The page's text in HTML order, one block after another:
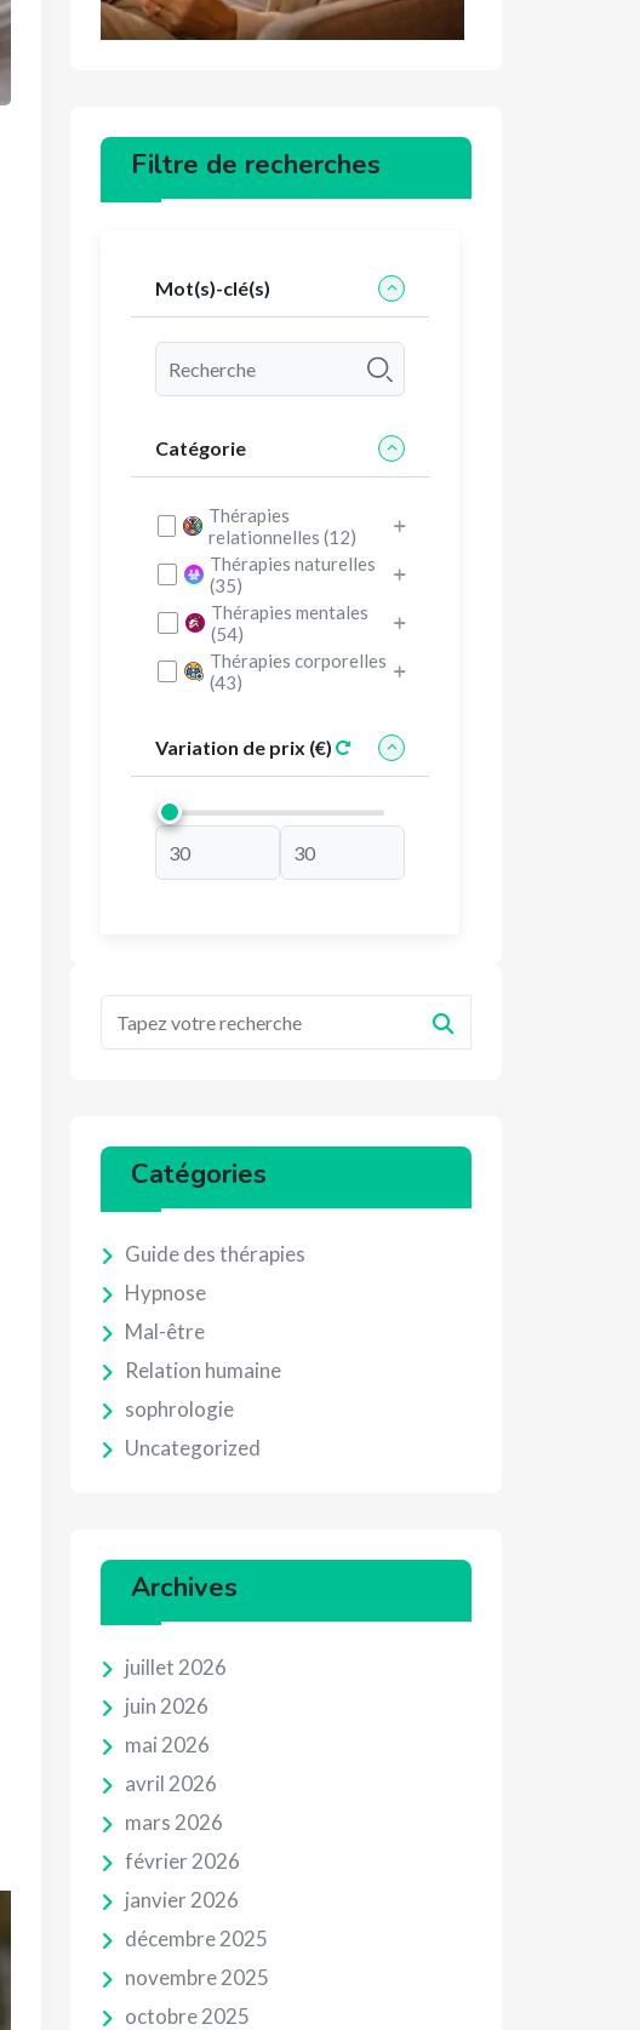
Filtre de recherches
Mot(s)-clé(s)
Catégorie
Thérapies
relationnelles (12)
Thérapies naturelles
(35)
Thérapies mentales
(54)
Thérapies corporelles
(43)
Variation de prix (€)
Catégories
Guide des thérapies
Hypnose
Mal-être
Relation humaine
sophrologie
Uncategorized
Archives
juillet 2026
juin 2026
mai 2026
avril 2026
mars 2026
février 2026
janvier 2026
décembre 2025
novembre 2025
octobre 2025